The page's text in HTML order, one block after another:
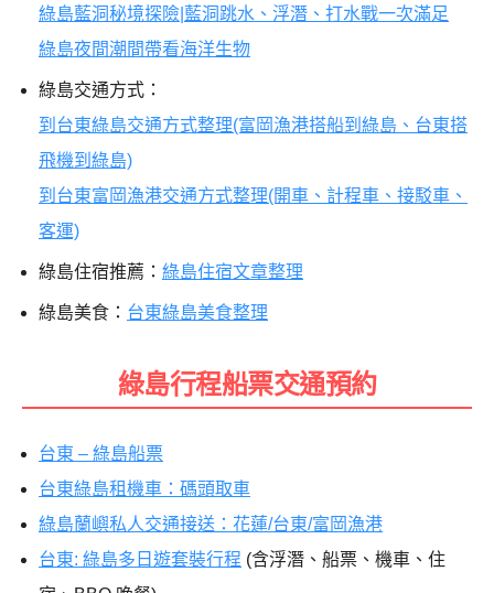
綠島藍洞秘境探險|藍洞跳水、浮潛、打水戰一次滿足
綠島夜間潮間帶看海洋生物
綠島交通方式：
到台東綠島交通方式整理(富岡漁港搭船到綠島、台東搭
飛機到綠島)
到台東富岡漁港交通方式整理(開車、計程車、接駁車、
客運)
綠島住宿推薦： 綠島住宿文章整理
綠島美食： 台東綠島美食整理
綠島行程船票交通預約
台東 – 綠島船票
台東綠島租機車：碼頭取車
綠島蘭嶼私人交通接送：花蓮/台東/富岡漁港
台東: 綠島多日遊套裝行程 (含浮潛、船票、機車、住